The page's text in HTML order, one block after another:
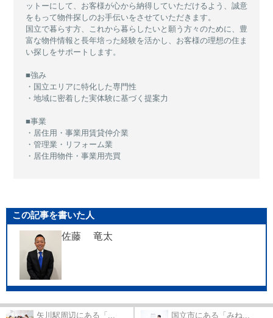
ットーにして、お客様が心から納得していただけるよう、誠意
をもって物件探しのお手伝いをさせていただきます。
国立で暮らす方、これから暮らしたいと願う方々のために、豊
富な物件情報と長年培った経験を活かし、お客様の理想の住ま
い探しをサポートします。
■強み
・国立エリアに特化した専門性
・地域に密着した実体験に基づく提案力
■事業
・居住用・事業用賃貸仲介業
・管理業・リフォーム業
・居住用物件・事業用売買
この記事を書いた人
佐藤 竜太
矢川駅周辺にある「... 国立市にある「みね...